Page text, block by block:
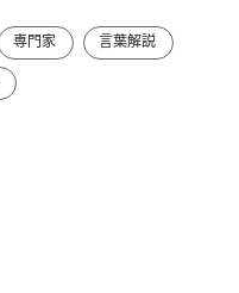
専門家
言葉解説